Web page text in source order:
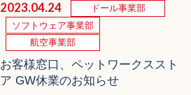
2023.04.24
ドール事業部
ソフトウェア事業部
航空事業部
お客様窓口、ペットワークススト
ア GW休業のお知らせ